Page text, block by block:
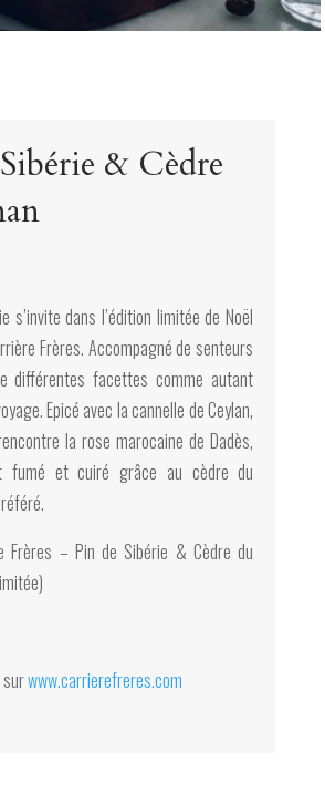
& Cèdre
s’invite dans l’édition limitée de Noël
Frères. Accompagné de senteurs
différentes facettes comme autant
Epicé avec la cannelle de Ceylan,
la rose marocaine de Dadès,
fumé et cuiré grâce au cèdre du
Frères – Pin de Sibérie & Cèdre du
www.carrierefreres.com